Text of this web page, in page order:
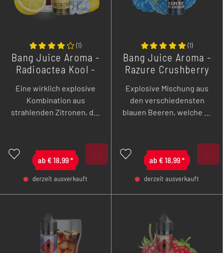
- +
ab € 18,99*
derzeit ausverkauft
(1)
Bang Juice Aroma -
Radioactea Kool -
Eine wirklich explosive
Kombination aus
strahlenden Zitronen, die
perfekten Kontrast
bieten. Zur Abkühlung
kommt hier noch der
Frische-Kick hinzu.
- +
ab € 18,99*
derzeit ausverkauft
(1)
Bang Juice Aroma -
Razure Crushberry
Explosive Mischung aus
den verschiedensten
blauen Beeren, welche zu
Kindheitstage einlädt.